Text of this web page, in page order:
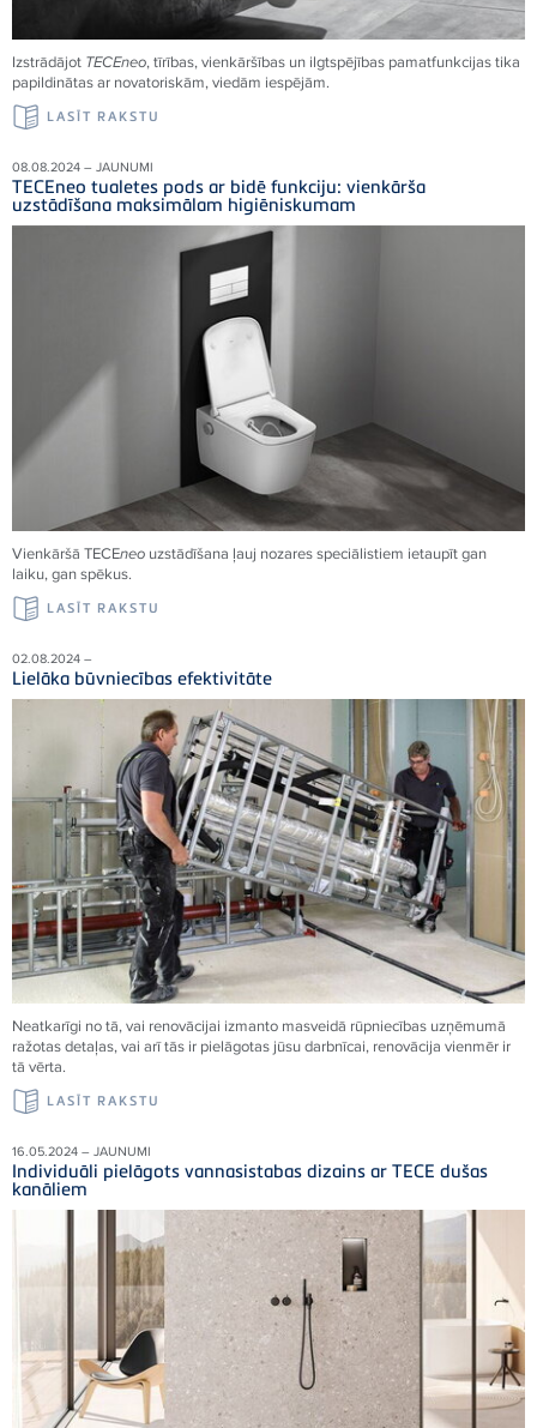
Izstrādājot TECEneo, tīrības, vienkāršības un ilgtspējības pamatfunkcijas tika
papildinātas ar novatoriskām, viedām iespējām.
LASĪT RAKSTU
08.08.2024 – JAUNUMI
TECEneo tualetes pods ar bidē funkciju: vienkārša
uzstādīšana maksimālam higiēniskumam
Vienkāršā TECEneo uzstādīšana ļauj nozares speciālistiem ietaupīt gan
laiku, gan spēkus.
LASĪT RAKSTU
02.08.2024 –
Lielāka būvniecības efektivitāte
Neatkarīgi no tā, vai renovācijai izmanto masveidā rūpniecības uzņēmumā
ražotas detaļas, vai arī tās ir pielāgotas jūsu darbnīcai, renovācija vienmēr ir
tā vērta.
LASĪT RAKSTU
16.05.2024 – JAUNUMI
Individuāli pielāgots vannasistabas dizains ar TECE dušas
kanāliem